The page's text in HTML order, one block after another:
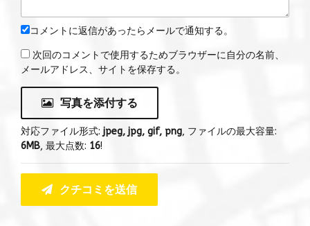
コメントに返信があったらメールで通知する。
次回のコメントで使用するためブラウザーに自分の名前、
メールアドレス、サイトを保存する。
写真を添付する
対応ファイル形式: jpeg, jpg, gif, png, ファイルの最大容量:
6MB, 最大点数: 16!
クチコミを送信